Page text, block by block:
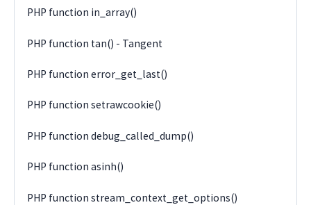
PHP function in_array()
PHP function tan() - Tangent
PHP function error_get_last()
PHP function setrawcookie()
PHP function debug_called_dump()
PHP function asinh()
PHP function stream_context_get_options()